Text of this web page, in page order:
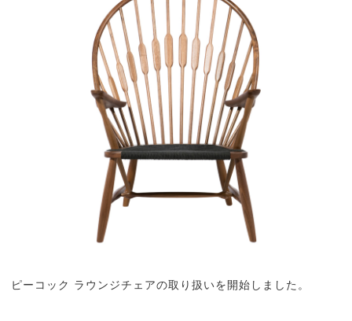
ピーコック ラウンジチェアの取り扱いを開始しました。